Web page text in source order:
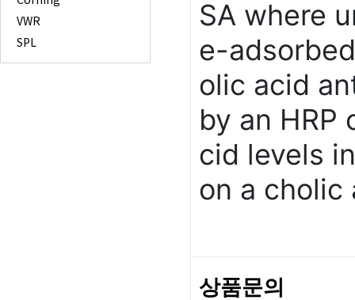
VWR
SPL
SA where
e-
olic acid
by an HRP
cid levels
on a cholic
상품문의